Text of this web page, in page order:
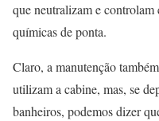
que neutralizam e controlam
químicas de ponta.
Claro, a manutenção
utilizam a cabine, mas, se
banheiros, podemos dizer